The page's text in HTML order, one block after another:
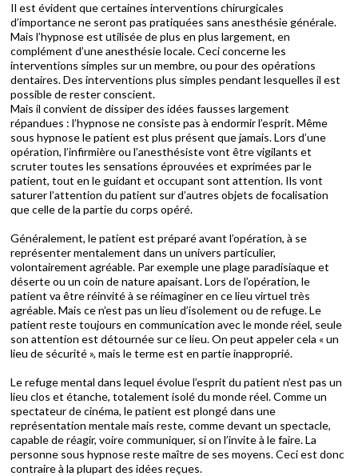
Il est évident que certaines interventions chirurgicales
d’importance ne seront pas pratiquées sans anesthésie générale.
Mais l’hypnose est utilisée de plus en plus largement, en
complément d’une anesthésie locale. Ceci concerne les
interventions simples sur un membre, ou pour des opérations
dentaires. Des interventions plus simples pendant lesquelles il est
possible de rester conscient.
Mais il convient de dissiper des idées fausses largement
répandues : l’hypnose ne consiste pas à endormir l’esprit. Même
sous hypnose le patient est plus présent que jamais. Lors d’une
opération, l’infirmière ou l’anesthésiste vont être vigilants et
scruter toutes les sensations éprouvées et exprimées par le
patient, tout en le guidant et occupant sont attention. Ils vont
saturer l’attention du patient sur d’autres objets de focalisation
que celle de la partie du corps opéré.
Généralement, le patient est préparé avant l’opération, à se
représenter mentalement dans un univers particulier,
volontairement agréable. Par exemple une plage paradisiaque et
déserte ou un coin de nature apaisant. Lors de l’opération, le
patient va être réinvité à se réimaginer en ce lieu virtuel très
agréable. Mais ce n’est pas un lieu d’isolement ou de refuge. Le
patient reste toujours en communication avec le monde réel, seule
son attention est détournée sur ce lieu. On peut appeler cela « un
lieu de sécurité », mais le terme est en partie inapproprié.
Le refuge mental dans lequel évolue l’esprit du patient n’est pas un
lieu clos et étanche, totalement isolé du monde réel. Comme un
spectateur de cinéma, le patient est plongé dans une
représentation mentale mais reste, comme devant un spectacle,
capable de réagir, voire communiquer, si on l’invite à le faire. La
personne sous hypnose reste maître de ses moyens. Ceci est donc
contraire à la plupart des idées reçues.